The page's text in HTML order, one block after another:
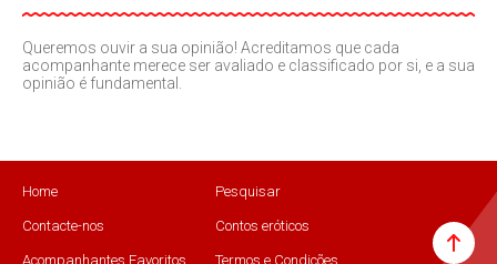
Queremos ouvir a sua opinião! Acreditamos que cada
acompanhante merece ser avaliado e classificado por si, e a sua
opinião é fundamental.
Home Pesquisar
Contacte-nos Contos eróticos
Acompanhantes Favoritos Termos e Condições